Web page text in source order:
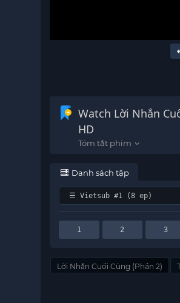
Watch Lời Nhắn
HD
Danh sách tập
1 2 3
Lời Nhắn Cuối Cùng (Phần 2)